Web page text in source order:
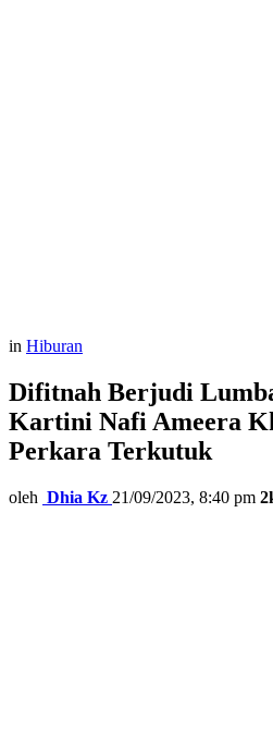
in Hiburan
Difitnah Berjudi
Kartini Nafi Ameera
Perkara Terkutuk
oleh Dhia Kz 21/09/2023, 8:40 pm